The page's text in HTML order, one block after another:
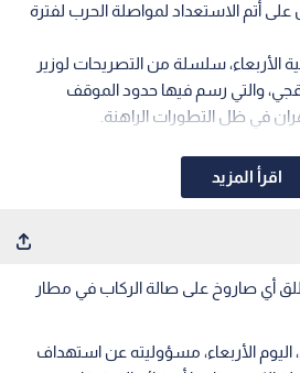
أتم الاستعداد لمواصلة الحرب لفترة
الأربعاء، سلسلة من التصريحات لوزير
والتي رسم فيها حدود الموقف
في ظل التطورات الراهنة.
اقرأ المزيد
أي صاروخ على صالة الركاب في مطار
اليوم الأربعاء، مسؤوليته عن استهداف